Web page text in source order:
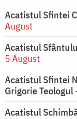
Acatistul Sfintei
August
Acatistul
5 August
Acatistul Sfintei
Grigorie Teologul
Acatistul